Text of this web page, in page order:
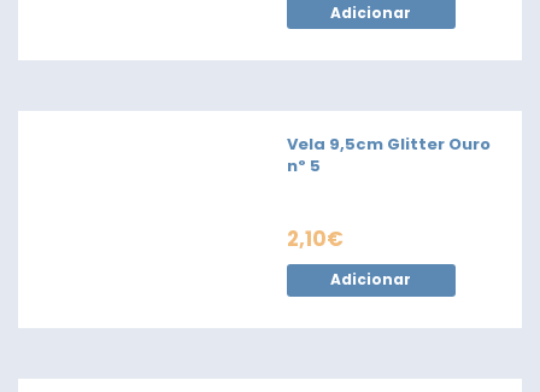
Adicionar
Vela 9,5cm Glitter Ouro
nº 5
2,10€
Adicionar